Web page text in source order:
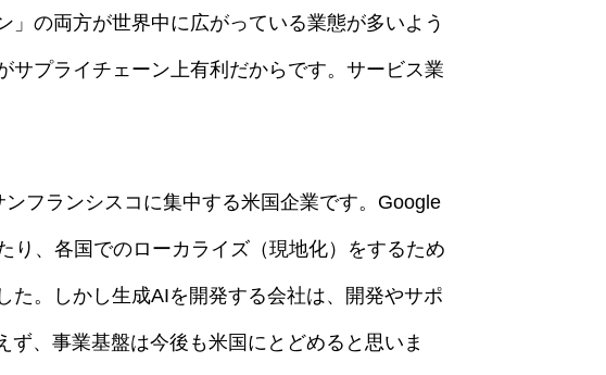
の両方が世界中に広がっている業態が多いよう
プライチェーン上有利だからです。サービス業
フランシスコに集中する米国企業です。Google
り、各国でのローカライズ（現地化）をするため
。しかし生成AIを開発する会社は、開発やサポ
、事業基盤は今後も米国にとどめると思いま